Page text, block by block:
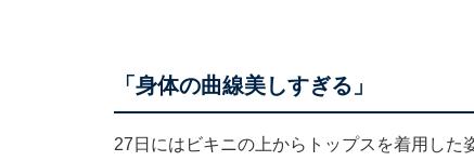
「身体の曲線美しすぎる」
27日には ビキニの上からトップスを着用した